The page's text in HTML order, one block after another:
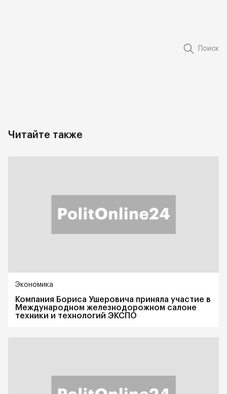
Поиск
Читайте также
Экономика
Компания Бориса Ушеровича приняла участие в
Международном железнодорожном салоне
техники и технологий ЭКСПО